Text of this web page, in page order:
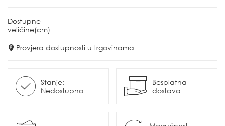
Dostupne
veličine(cm)
Provjera dostupnosti u trgovinama
Stanje:
Nedostupno
Besplatna
dostava